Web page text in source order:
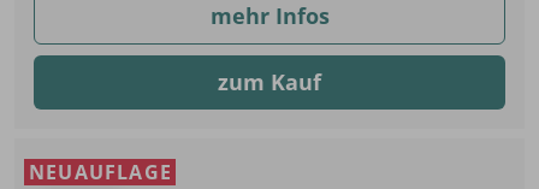
mehr Infos
zum Kauf
NEUAUFLAGE